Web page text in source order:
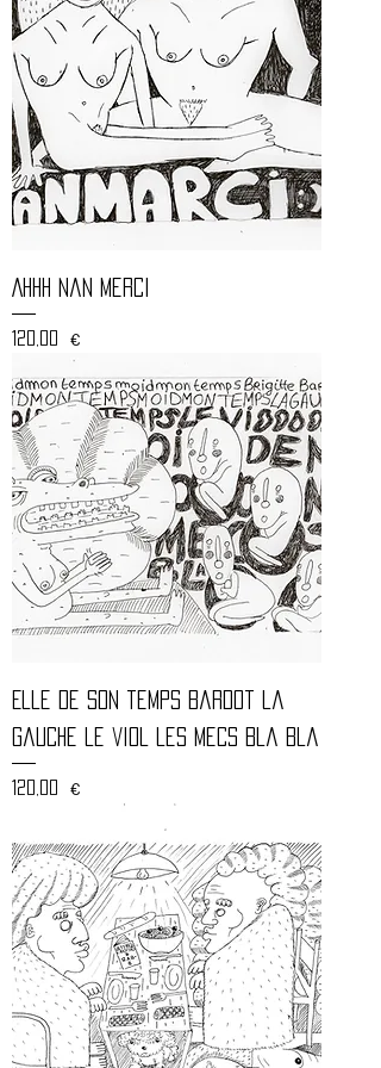
Ahhh nan Merci
Prix
120,00 €
Elle de son temps Bardot la
gauche le viol les mecs bla bla
Prix
120,00 €